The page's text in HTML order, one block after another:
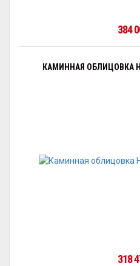
384
КАМИННАЯ ОБЛИЦОВКА
318